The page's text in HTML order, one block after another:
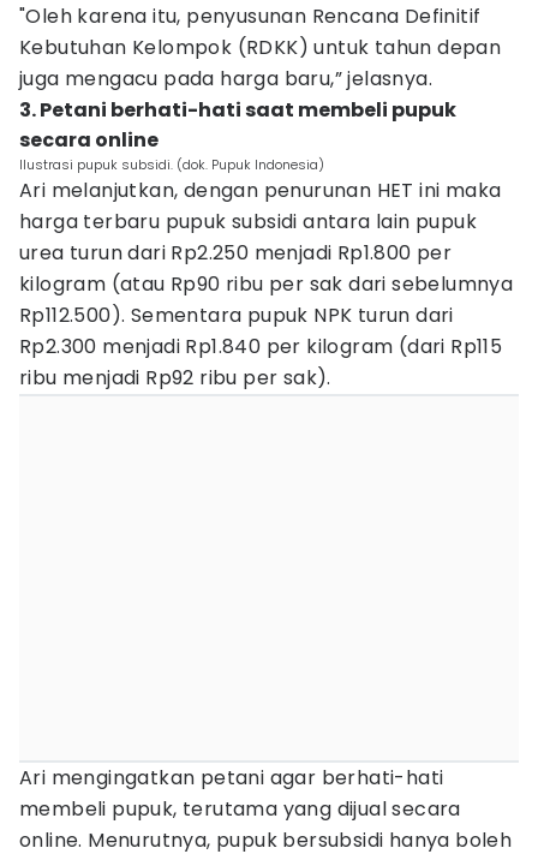
"Oleh karena itu, penyusunan Rencana Definitif
Kebutuhan Kelompok (RDKK) untuk tahun depan
juga mengacu pada harga baru,” jelasnya.
3. Petani berhati-hati saat membeli pupuk
secara online
Ilustrasi pupuk subsidi. (dok. Pupuk Indonesia)
Ari melanjutkan, dengan penurunan HET ini maka
harga terbaru pupuk subsidi antara lain pupuk
urea turun dari Rp2.250 menjadi Rp1.800 per
kilogram (atau Rp90 ribu per sak dari sebelumnya
Rp112.500). Sementara pupuk NPK turun dari
Rp2.300 menjadi Rp1.840 per kilogram (dari Rp115
ribu menjadi Rp92 ribu per sak).
Ari mengingatkan petani agar berhati-hati
membeli pupuk, terutama yang dijual secara
online. Menurutnya, pupuk bersubsidi hanya boleh